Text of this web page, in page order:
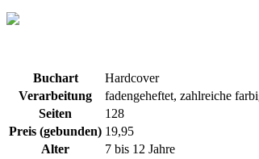
Buchart
Hardcover
Verarbeitung
fadengeheftet, zahlreiche
Seiten
128
Preis (gebunden) 19,95
Alter
7 bis 12 Jahre